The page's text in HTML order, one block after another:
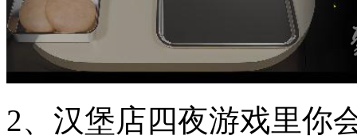
2、汉堡店四夜游戏里你